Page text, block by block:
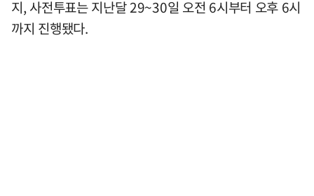
지, 사전투표는 지난달 29~30일 오전 6시부터 오후 6시
까지 진행됐다.